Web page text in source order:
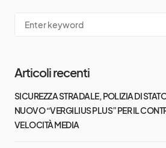
Articoli recenti
SICUREZZA STRADALE, POLIZIA DI
NUOVO “VERGILIUS PLUS” PER IL
VELOCITÀ MEDIA